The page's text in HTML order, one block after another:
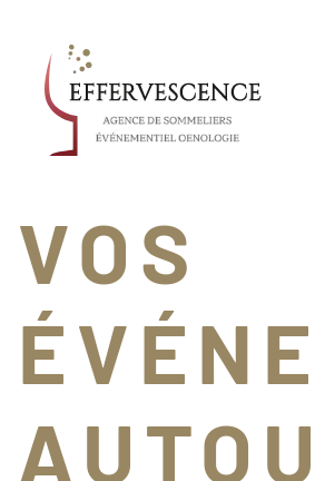
VOS